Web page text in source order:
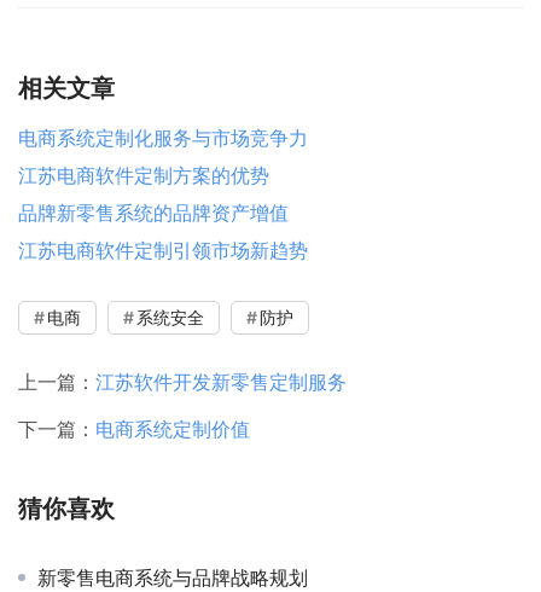
相关文章
电商系统定制化服务与市场竞争力
江苏电商软件定制方案的优势
品牌新零售系统的品牌资产增值
江苏电商软件定制引领市场新趋势
电商 系统安全 防护
上一篇： 江苏软件开发新零售定制服务
下一篇： 电商系统定制价值
猜你喜欢
新零售电商系统与品牌战略规划